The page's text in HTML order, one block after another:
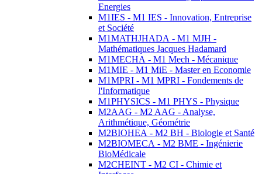
Energies
M1IES - M1 IES - Innovation, Entreprise
et Société
M1MATHJHADA - M1 MJH -
Mathématiques Jacques Hadamard
M1MECHA - M1 Mech - Mécanique
M1MIE - M1 MiE - Master en Economie
M1MPRI - M1 MPRI - Fondements de
l'Informatique
M1PHYSICS - M1 PHYS - Physique
M2AAG - M2 AAG - Analyse,
Arithmétique, Géométrie
M2BIOHEA - M2 BH - Biologie et Santé
M2BIOMECA - M2 BME - Ingénierie
BioMédicale
M2CHEINT - M2 CI - Chimie et